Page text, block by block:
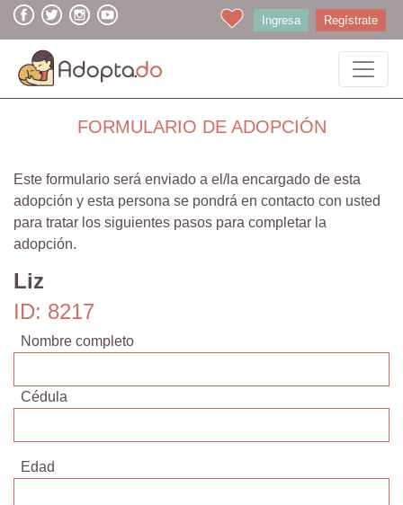
Ingresa Regístrate
FORMULARIO DE ADOPCIÓN
Este formulario será enviado a el/la encargado de esta
adopción y esta persona se pondrá en contacto con usted
para tratar los siguientes pasos para completar la
adopción.
Liz
ID: 8217
Nombre completo
Cédula
Edad